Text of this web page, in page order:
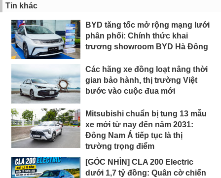
Tin khác
BYD tăng tốc mở rộng mạng lưới
phân phối: Chính thức khai
trương showroom BYD Hà Đông
Các hãng xe đồng loạt nâng thời
gian bảo hành, thị trường Việt
bước vào cuộc đua mới
Mitsubishi chuẩn bị tung 13 mẫu
xe mới từ nay đến năm 2031:
Đông Nam Á tiếp tục là thị
trường trọng điểm
[GÓC NHÌN] CLA 200 Electric
dưới 1,7 tỷ đồng: Quân cờ chiến